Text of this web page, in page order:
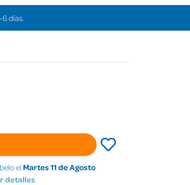
días.
el Martes 11 de Agosto
detalles